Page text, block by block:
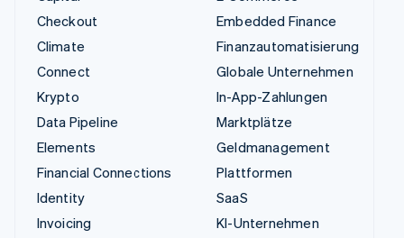
Checkout
Climate
Connect
Krypto
Data Pipeline
Elements
Financial Connections
Identity
Invoicing
Embedded Finance
Finanzautomatisierung
Globale Unternehmen
In-App-Zahlungen
Marktplätze
Geldmanagement
Plattformen
SaaS
KI-Unternehmen